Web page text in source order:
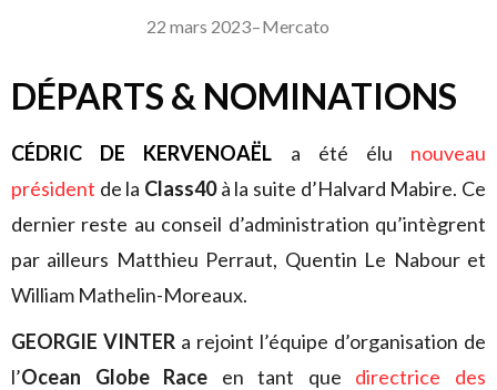
22 mars 2023–Mercato
DÉPARTS & NOMINATIONS
CÉDRIC DE KERVENOAËL a été élu nouveau
président de la Class40à la suite d’Halvard Mabire. Ce
dernier reste au conseil d’administration qu’intègrent
par ailleurs Matthieu Perraut, Quentin Le Nabour et
William Mathelin-Moreaux.
GEORGIE VINTER a rejoint l’équipe d’organisation de
l’Ocean Globe Race en tant que directrice des